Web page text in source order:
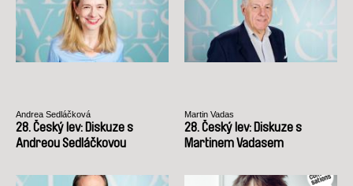
Andrea Sedláčková
28. Český lev: Diskuze s
Andreou Sedláčkovou
Martin Vadas
28. Český lev: Diskuze s
Martinem Vadasem